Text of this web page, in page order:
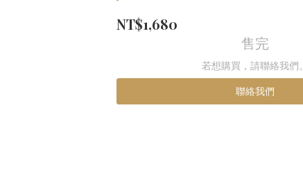
NT$1,680
售完
若想購買，請聯絡我們。
聯絡我們